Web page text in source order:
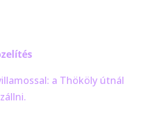
a Thököly útnál